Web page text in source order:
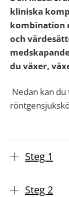
kliniska
kombination
och
du växer,
Nedan kan
Steg 1
Steg 2